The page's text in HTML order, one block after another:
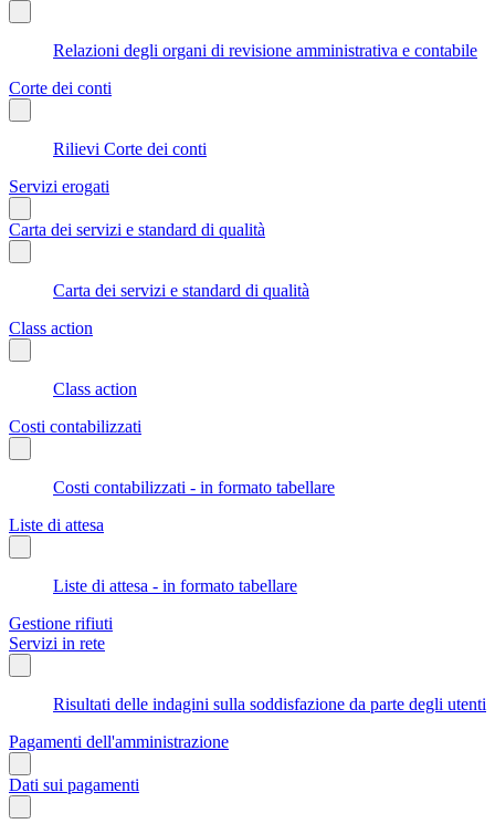
Relazioni degli organi di revisione amministrativa e contabile
Corte dei conti
Rilievi Corte dei conti
Servizi erogati
Carta dei servizi e standard di qualità
Carta dei servizi e standard di qualità
Class action
Class action
Costi contabilizzati
Costi contabilizzati - in formato tabellare
Liste di attesa
Liste di attesa - in formato tabellare
Gestione rifiuti
Servizi in rete
Risultati delle indagini sulla soddisfazione da parte degli utenti
Pagamenti dell'amministrazione
Dati sui pagamenti